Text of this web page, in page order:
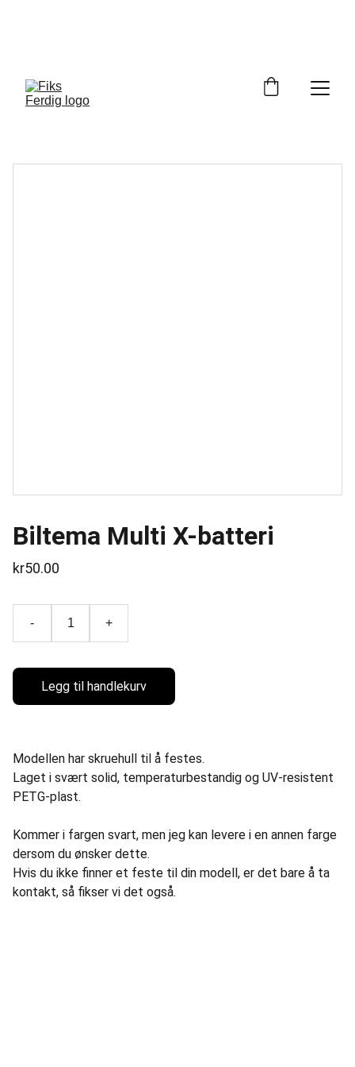
Biltema Multi X-batteri
kr50.00
- +
Legg til handlekurv
Modellen har skruehull til å festes.
Laget i svært solid, temperaturbestandig og UV-resistent
PETG-plast.
Kommer i fargen svart, men jeg kan levere i en annen farge
dersom du ønsker dette.
Hvis du ikke finner et feste til din modell, er det bare å ta
kontakt, så fikser vi det også.